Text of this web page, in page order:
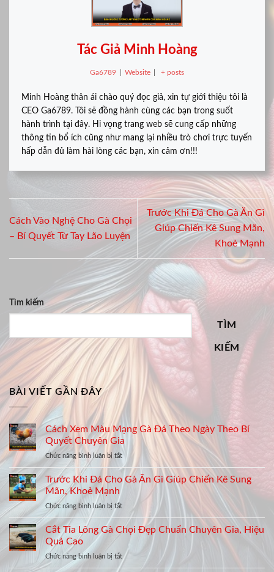
Tác Giả Minh Hoàng
Ga6789 Website + posts
Minh Hoàng thân ái chào quý đọc giả, xin tự giới thiệu tôi là
CEO Ga6789. Tôi sẽ đồng hành cùng các bạn trong suốt
hành trình tại đây. Hi vọng trang web sẽ cung cấp những
thông tin bổ ích cũng như mang lại nhiều trò chơi trực tuyến
hấp dẫn đủ làm hài lòng các bạn, xin cảm ơn!!!
Cách Vào Nghệ Cho Gà Chọi
– Bí Quyết Từ Tay Lão Luyện
Trước Khi Đá Cho Gà Ăn Gì
Giúp Chiến Kê Sung Mãn,
Khoẻ Mạnh
Tìm kiếm
TÌM
KIẾM
BÀI VIẾT GẦN ĐÂY
Cách Xem Màu Mạng Gà Đá Theo Ngày Theo Bí
Quyết Chuyên Gia
Chức năng bình luận bị tắtở
Cách
Xem
Gà
Đá
Theo
Theo
Bí
Quyết
Trước Khi Đá Cho Gà Ăn Gì Giúp Chiến Kê Sung
Mãn, Khoẻ Mạnh
Chức năng bình luận bị tắtở
Trước
Khi
Gà
Ăn
Cắt Tỉa Lông Gà Chọi Đẹp Chuẩn Chuyên Gia, Hiệu
Quả Cao
Chức năng bình luận bị tắtở